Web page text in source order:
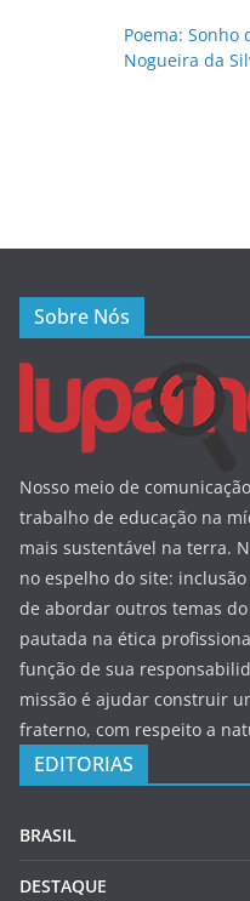
Poema: Sonho
Nogueira da
Sobre Nós
Nosso meio de
trabalho de educação na
mais sustentável na terra.
no espelho do site:
de abordar outros temas
pautada na ética
função de sua
missão é ajudar construir
fraterno, com respeito a
EDITORIAS
BRASIL
DESTAQUE